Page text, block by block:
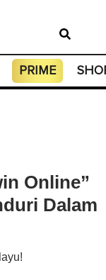
PRIME
Online”
Dalam